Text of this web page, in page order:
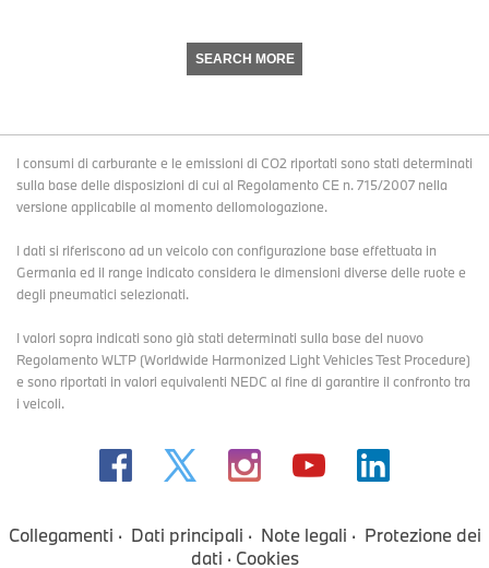
SEARCH MORE
I consumi di carburante e le emissioni di CO2 riportati sono stati determinati
sulla base delle disposizioni di cui al Regolamento CE n. 715/2007 nella
versione applicabile al momento dellomologazione.
I dati si riferiscono ad un veicolo con configurazione base effettuata in
Germania ed il range indicato considera le dimensioni diverse delle ruote e
degli pneumatici selezionati.
I valori sopra indicati sono già stati determinati sulla base del nuovo
Regolamento WLTP (Worldwide Harmonized Light Vehicles Test Procedure)
e sono riportati in valori equivalenti NEDC al fine di garantire il confronto tra
i veicoli.
Collegamenti Dati principali Note legali
Protezione dei
dati
Cookies